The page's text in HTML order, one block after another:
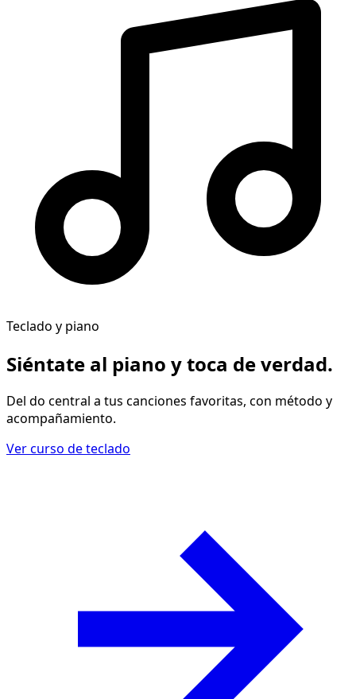
Teclado y piano
Siéntate al piano ytoca de verdad.
Del do central a tus canciones favoritas, con método y
acompañamiento.
Ver curso de teclado